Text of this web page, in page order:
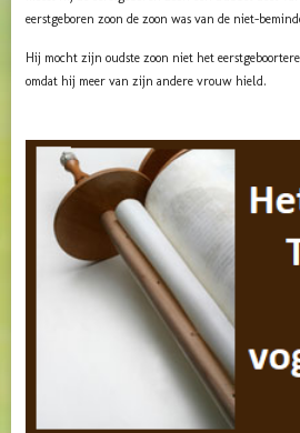
eerstgeboren zoon de zoon was van de niet-
Hij mocht zijn oudste zoon niet het
omdat hij meer van zijn andere vrouw hield.